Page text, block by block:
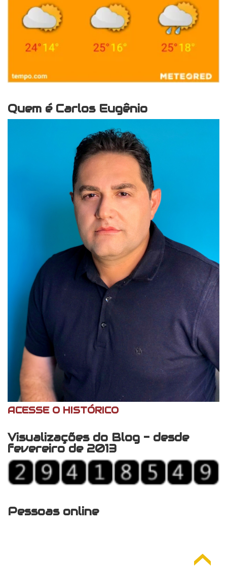
Quem é Carlos Eugênio
ACESSE O HISTÓRICO
Visualizações do Blog - desde
fevereiro de 2013
Pessoas online